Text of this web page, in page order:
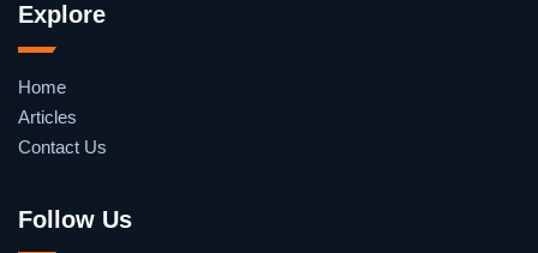
Explore
Home
Articles
Contact Us
Follow Us